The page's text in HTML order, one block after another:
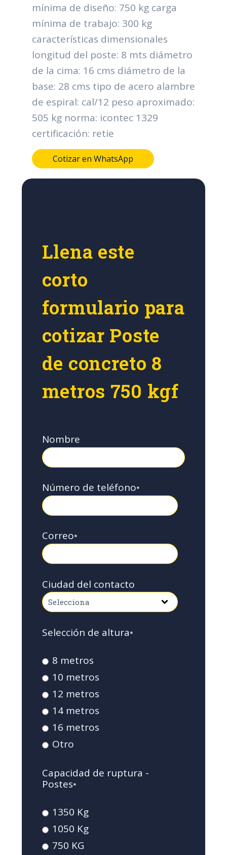
mínima de diseño: 750 kg carga
mínima de trabajo: 300 kg
características dimensionales
longitud del poste: 8 mts diámetro
de la cima: 16 cms diámetro de la
base: 28 cms tipo de acero alambre
de espiral: cal/12 peso aproximado:
505 kg norma: icontec 1329
certificación: retie
Cotizar en WhatsApp
Llena este
corto
formulario para
cotizar Poste
de concreto 8
metros 750 kgf
Nombre
Número de teléfono*
Correo*
Ciudad del contacto
Selección de altura*
8 metros
10 metros
12 metros
14 metros
16 metros
Otro
Capacidad de ruptura -
Postes*
1350 Kg
1050 Kg
750 KG